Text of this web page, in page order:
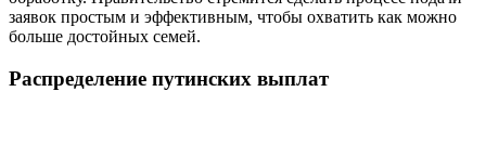
заявок простым и эффективным, чтобы охватить как можно
больше достойных семей.
Распределение путинских выплат